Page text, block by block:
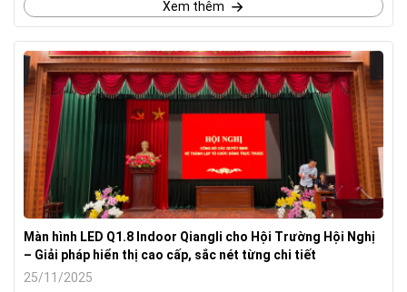
Xem thêm
Màn hình LED Q1.8 Indoor Qiangli cho Hội Trường Hội Nghị
– Giải pháp hiển thị cao cấp, sắc nét từng chi tiết
25/11/2025